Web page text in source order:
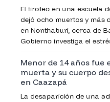
El tiroteo en una escuela
dejó ocho muertos y más
en Nonthaburi, cerca de
Gobierno investiga el
Menor de 14 años fue
muerta y su cuerpo
en Caazapá
La desaparición de una